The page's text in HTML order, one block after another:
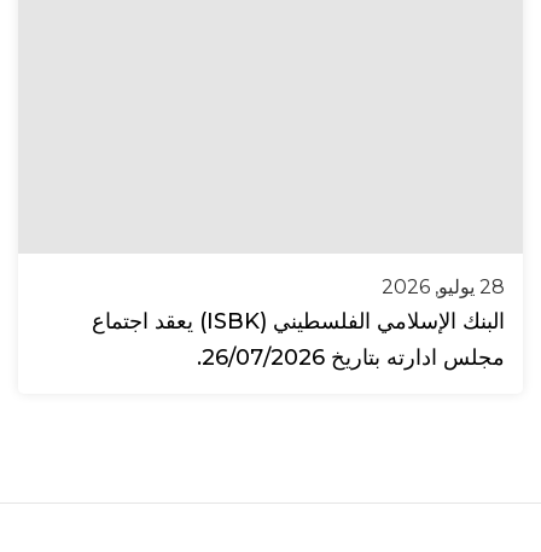
28 يوليو, 2026
البنك الإسلامي الفلسطيني (ISBK) يعقد اجتماع
مجلس ادارته بتاريخ 26/07/2026.